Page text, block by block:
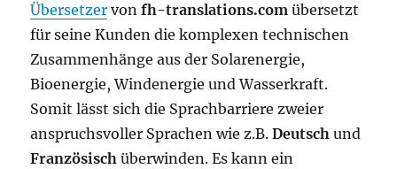
Übersetzer vonfh-translations.com übersetzt
für seine Kunden die komplexen technischen
Zusammenhänge aus der Solarenergie,
Bioenergie, Windenergie und Wasserkraft.
Somit lässt sich die Sprachbarriere zweier
anspruchsvoller Sprachen wie z.B.Deutsch und
Französisch überwinden. Es kann ein